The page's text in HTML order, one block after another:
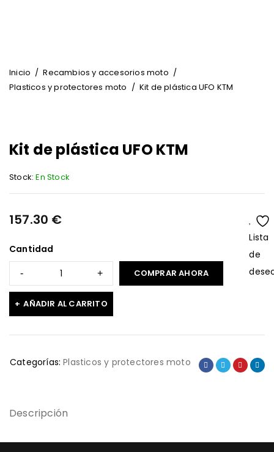
Inicio / Recambios y accesorios moto /
Plasticos y protectores moto / Kit de plástica UFO KTM
Kit de plástica UFO KTM
Stock: En Stock
157.30 €
Cantidad
AÑADIR AL CARRITO
COMPRAR AHORA
Lista
de
Categorías: Plasticos y protectores moto
Descripción